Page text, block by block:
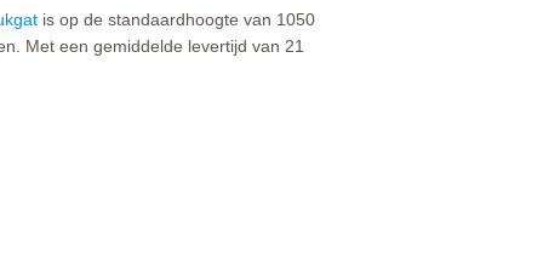
is op de standaardhoogte van 1050
Met een gemiddelde levertijd van 21